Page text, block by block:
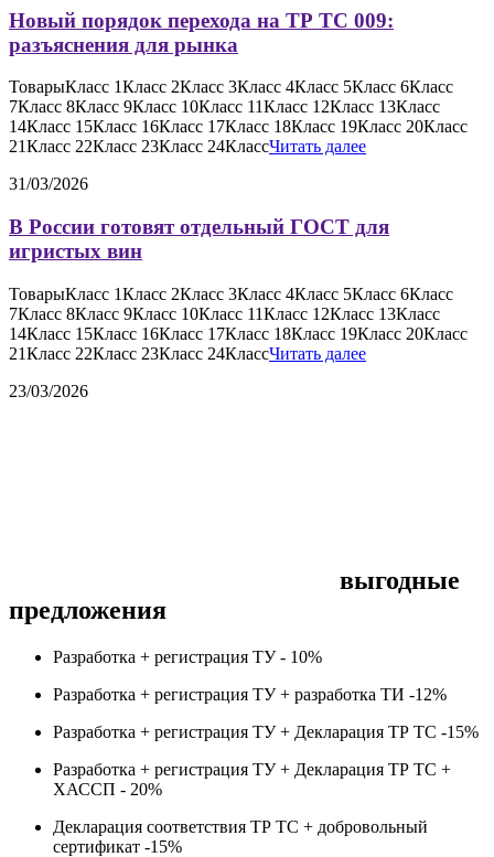
Новый порядок перехода на ТР ТС 009:
разъяснения для рынка
ТоварыКласс 1Класс 2Класс 3Класс 4Класс 5Класс 6Класс
7Класс 8Класс 9Класс 10Класс 11Класс 12Класс 13Класс
14Класс 15Класс 16Класс 17Класс 18Класс 19Класс 20Класс
21Класс 22Класс 23Класс 24КлассЧитать далее
31/03/2026
В России готовят отдельный ГОСТ для
игристых вин
ТоварыКласс 1Класс 2Класс 3Класс 4Класс 5Класс 6Класс
7Класс 8Класс 9Класс 10Класс 11Класс 12Класс 13Класс
14Класс 15Класс 16Класс 17Класс 18Класс 19Класс 20Класс
21Класс 22Класс 23Класс 24КлассЧитать далее
23/03/2026
выгодные
предложения
Разработка + регистрация ТУ - 10%
Разработка + регистрация ТУ + разработка ТИ -12%
Разработка + регистрация ТУ + Декларация ТР ТС -15%
Разработка + регистрация ТУ + Декларация ТР ТС +
ХАССП - 20%
Декларация соответствия ТР ТС + добровольный
сертификат -15%